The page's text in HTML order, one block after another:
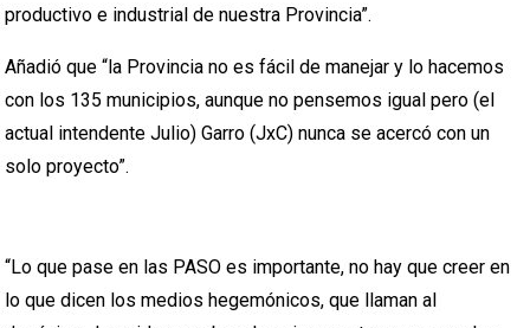
productivo e industrial de nuestra Provincia”.
Añadió que “la Provincia no es fácil de manejar y lo hacemos
con los 135 municipios, aunque no pensemos igual pero (el
actual intendente Julio) Garro (JxC) nunca se acercó con un
solo proyecto”.
“Lo que pase en las PASO es importante, no hay que creer en
lo que dicen los medios hegemónicos, que llaman al